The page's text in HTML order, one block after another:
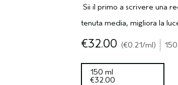
Sii il primo a scrivere una
tenuta media, migliora la
€32.00 €0.21/ml
150 ml
€32.00